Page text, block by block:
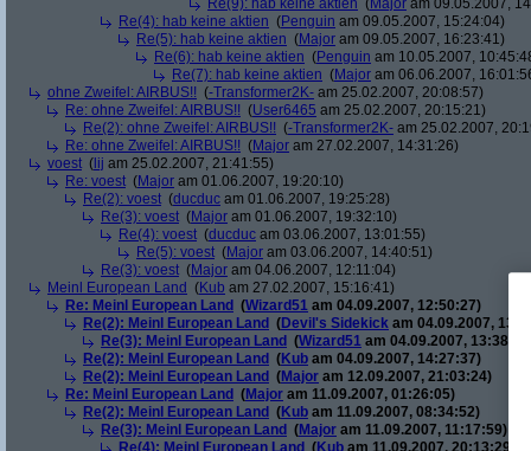
Re(9): hab keine aktien (Major am 09.05.2007,
Re(4): hab keine aktien (Penguin am 09.05.2007, 15:24:04)
Re(5): hab keine aktien (Major am 09.05.2007, 16:23:41)
Re(6): hab keine aktien (Penguin am 10.05.2007,
Re(7): hab keine aktien (Major am 06.06.2007,
ohne Zweifel: AIRBUS!! (-Transformer2K- am 25.02.2007, 20:08:57)
Re: ohne Zweifel: AIRBUS!! (User6465 am 25.02.2007, 20:15:21)
Re(2): ohne Zweifel: AIRBUS!! (-Transformer2K- am 25.02.2007,
Re: ohne Zweifel: AIRBUS!! (Major am 27.02.2007, 14:31:26)
voest ( lij am 25.02.2007, 21:41:55)
Re: voest (Major am 01.06.2007, 19:20:10)
Re(2): voest (ducduc am 01.06.2007, 19:25:28)
Re(3): voest (Major am 01.06.2007, 19:32:10)
Re(4): voest (ducduc am 03.06.2007, 13:01:55)
Re(5): voest (Major am 03.06.2007, 14:40:51)
Re(3): voest (Major am 04.06.2007, 12:11:04)
Meinl European Land (Kub am 27.02.2007, 15:16:41)
Re: Meinl European Land (Wizard51 am 04.09.2007, 12:50:27)
Re(2): Meinl European Land (Devil's Sidekick am 04.09.2007,
Re(3): Meinl European Land (Wizard51 am 04.09.2007,
Re(2): Meinl European Land (Kub am 04.09.2007, 14:27:37)
Re(2): Meinl European Land (Major am 12.09.2007, 21:03:24)
Re: Meinl European Land (Major am 11.09.2007, 01:26:05)
Re(2): Meinl European Land (Kub am 11.09.2007, 08:34:52)
Re(3): Meinl European Land (Major am 11.09.2007, 11:17:59)
Re(4): Meinl European Land (Kub am 11.09.2007, 20:13:29)